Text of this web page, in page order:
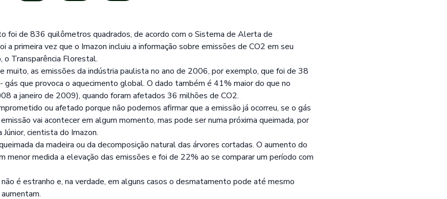
foi de 836 quilômetros quadrados, de acordo com o Sistema de Alerta de
a primeira vez que o Imazon incluiu a informação sobre emissões de CO2 em seu
Transparência Florestal.
muito, as emissões da indústria paulista no ano de 2006, por exemplo, que foi de 38
que provoca o aquecimento global. O dado também é 41% maior do que no
a janeiro de 2009), quando foram afetados 36 milhões de CO2.
ou afetado porque não podemos afirmar que a emissão já ocorreu, se o gás
vai acontecer em algum momento, mas pode ser numa próxima queimada, por
cientista do Imazon.
da madeira ou da decomposição natural das árvores cortadas. O aumento do
menor medida a elevação das emissões e foi de 22% ao se comparar um período com
é estranho e, na verdade, em alguns casos o desmatamento pode até mesmo